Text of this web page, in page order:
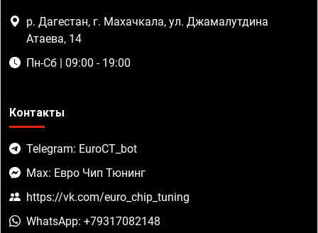
р. Дагестан, г. Махачкала, ул. Джамалутдина
Атаева, 14
Пн-Сб | 09:00 - 19:00
Контакты
Telegram: EuroCT_bot
Max: Евро Чип Тюнинг
https://vk.com/euro_chip_tuning
WhatsApp: +79317082148